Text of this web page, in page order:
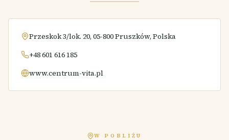
Przeskok 3/lok. 20, 05-800 Pruszków, Polska
+48 601 616 185
www.centrum-vita.pl
W POBLIŻU